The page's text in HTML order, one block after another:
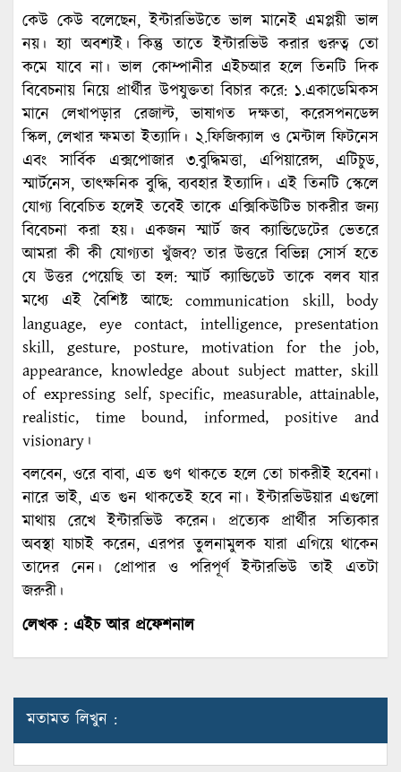
কেউ কেউ বলেছেন, ইন্টারভিউতে ভাল মানেই এমপ্লয়ী ভাল
নয়। হ্যা অবশ্যই। কিন্তু তাতে ইন্টারভিউ করার গুরুত্ব তো
কমে যাবে না। ভাল কোম্পানীর এইচআর হলে তিনটি দিক
বিবেচনায় নিয়ে প্রার্থীর উপযুক্ততা বিচার করে: ১.একাডেমিকস
মানে লেখাপড়ার রেজাল্ট, ভাষাগত দক্ষতা, করেসপনডেন্স
স্কিল, লেখার ক্ষমতা ইত্যাদি। ২.ফিজিক্যাল ও মেন্টাল ফিটনেস
এবং সার্বিক এক্সপোজার ৩.বুদ্ধিমত্তা, এপিয়ারেন্স, এটিচুড,
স্মার্টনেস, তাৎক্ষনিক বুদ্ধি, ব্যবহার ইত্যাদি। এই তিনটি স্কেলে
যোগ্য বিবেচিত হলেই তবেই তাকে এক্সিকিউটিভ চাকরীর জন্য
বিবেচনা করা হয়। একজন স্মার্ট জব ক্যান্ডিডেটের ভেতরে
আমরা কী কী যোগ্যতা খুঁজব? তার উত্তরে বিভিন্ন সোর্স হতে
যে উত্তর পেয়েছি তা হল: স্মার্ট ক্যান্ডিডেট তাকে বলব যার
মধ্যে এই বৈশিষ্ট আছে: communication skill, body
language, eye contact, intelligence, presentation
skill, gesture, posture, motivation for the job,
appearance, knowledge about subject matter, skill
of expressing self, specific, measurable, attainable,
realistic, time bound, informed, positive and
visionary।
বলবেন, ওরে বাবা, এত গুণ থাকতে হলে তো চাকরীই হবেনা।
নারে ভাই, এত গুন থাকতেই হবে না। ইন্টারভিউয়ার এগুলো
মাথায় রেখে ইন্টারভিউ করেন। প্রত্যেক প্রার্থীর সত্যিকার
অবস্থা যাচাই করেন, এরপর তুলনামুলক যারা এগিয়ে থাকেন
তাদের নেন। প্রোপার ও পরিপূর্ণ ইন্টারভিউ তাই এতটা
জরুরী।
লেখক : এইচ আর প্রফেশনাল
মতামত লিখুন :